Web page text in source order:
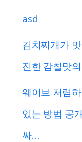
asd
김치찌개가
진한 감칠맛
웨이브 저렴
있는 방법 공
싸…